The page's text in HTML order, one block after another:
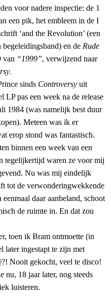
voor nadere inspectie: de 1
een pik, het embleem in de I
‘and the Revolution’ (een
en de Rude
van “1999”, verwijzend naar
.
sinds Controversy uit
LP pas een week na de release
1984 (was namelijk best duur
Meteen was ik er
erop stond was fantastisch.
binnen een week van een
tegelijkertijd waren ze voor mij
Nu was mij eindelijk
tot de verwonderingwekkende
daar aanbeland, schoot
de ruimte in. En dat zou
toen ik Bram ontmoette (in
later ingestapt te zijn met
?! Nooit gekocht, veel te disco!
nu, 18 jaar later, nog steeds
luisteren.